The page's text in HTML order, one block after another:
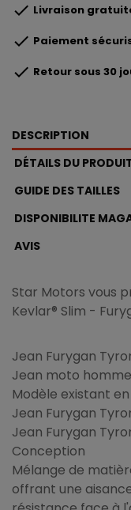
 Livraison
 Paiement
 Retour sous 30
DESCRIPTION
DÉTAILS DU
GUIDE DES TAILLES
DISPONIBILITE
AVIS
Star Motors vous
Kevlar® Slim -
Jean Furygan
Jean moto
Modèle existant
Jean Furygan
Jean Furygan
Conception
Mélange de
offrant une